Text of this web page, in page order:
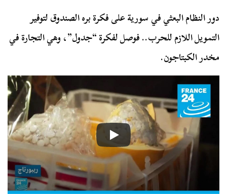
دور النظام البعثي في سورية على فكرة بره الصندوق لتوفير
التمويل اللازم للحرب.. فوصل لفكرة “جدول”، وهي التجارة في
مخدر الكبتاجون.